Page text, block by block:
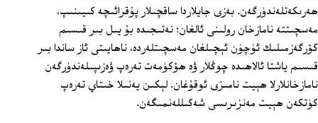
ھەرىكەتلەندۈرگەن. بەزى جايلاردا ساقچىلار پۇقرائىچە كىيىنىپ،
مەسچىتتە نامازخان رولىنى ئالغان؛ نەتىجىدە بۇ يىل بىر قىسىم
كۆرگەزمىلىك ئۈچۈن ئېچىلغان مەسچىتلەردە، ناھايىتى ئاز ساندا بىر
قىسىم ياشتا ئالاھىدە چوڭلار ۋە ھۆكۈمەت تەرەپ ۋەزىپىلەندۈرگەن
نامازخانلارلا ھېيت نامىزى ئوقۇغان. لېكىن يەنىلا خىتاي تەرەپ
كۈتكەن ھېيت مەنزىرىسى شەكىللەنمىگەن.